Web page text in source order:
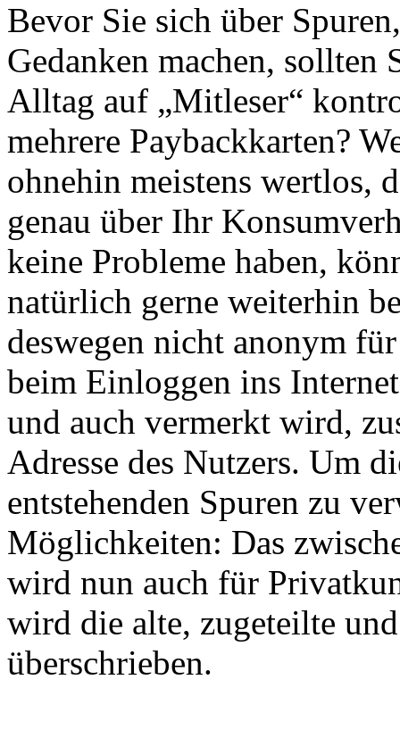
Bevor Sie sich über
Gedanken machen, sollten
Alltag auf „Mitleser“
mehrere Paybackkarten?
ohnehin meistens wertlos,
genau über Ihr
keine Probleme haben,
natürlich gerne weiterhin
deswegen nicht anonym
beim Einloggen ins
und auch vermerkt wird,
Adresse des Nutzers. Um
entstehenden Spuren zu
Möglichkeiten: Das
wird nun auch für
wird die alte, zugeteilte
überschrieben.